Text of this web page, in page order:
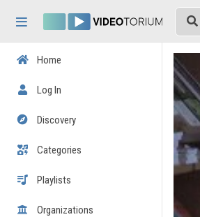
Home
Log In
Discovery
Categories
Playlists
Organizations